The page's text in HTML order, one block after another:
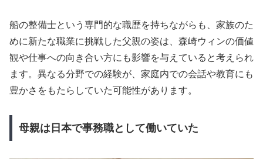
船の整備士という専門的な職歴を持ちながらも、家族のた
めに新たな職業に挑戦した父親の姿は、森崎ウィンの価値
観や仕事への向き合い方にも影響を与えていると考えられ
ます。異なる分野での経験が、家庭内での会話や教育にも
豊かさをもたらしていた可能性があります。
母親は日本で事務職として働いていた